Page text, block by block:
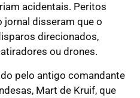
acidentais. Peritos
disseram que o
direcionados,
ou drones.
pelo antigo comandante
Mart de Kruif, que